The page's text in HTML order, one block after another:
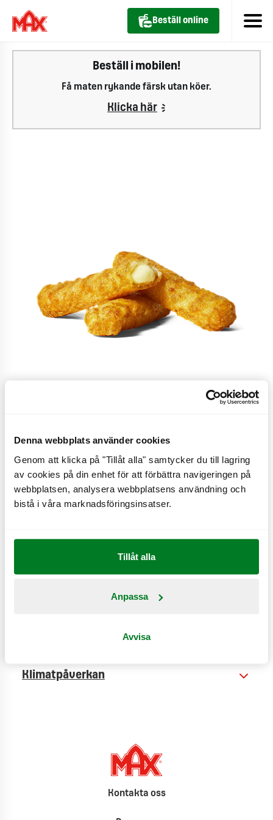
Denna webbplats använder cookies
Genom att klicka på "Tillåt alla" samtycker du till lagring
av cookies på din enhet för att förbättra navigeringen på
webbplatsen, analysera webbplatsens användning och
bistå i våra marknadsföringsinsatser.
Tillåt alla
Anpassa
Avvisa
Beställ online
Beställ i mobilen!
Få maten rykande färsk utan köer.
Klicka här
Liten, 3 st
Varma, frasiga sticks fyllda med krämig och god
Västerbottensost® , liten.
Produktinformation
Klimatpåverkan
Kontakta oss